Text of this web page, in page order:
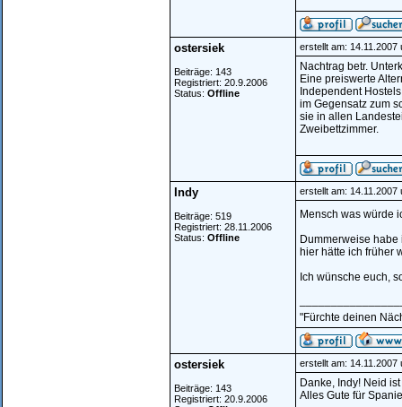
ostersiek
Beiträge: 143
Registriert: 20.9.2006
Status: Offline
erstellt am: 14.11.2007
Nachtrag betr.
Eine preiswerte
Independent
im Gegensatz zum
sie in allen
Zweibettzimmer.
Indy
Beiträge: 519
Registriert: 28.11.2006
Status: Offline
erstellt am: 14.11.2007
Mensch was würde
Dummerweise
hier hätte ich früher
Ich wünsche euch,
"Fürchte deinen
ostersiek
Beiträge: 143
Registriert: 20.9.2006
erstellt am: 14.11.2007
Danke, Indy! Neid
Alles Gute für